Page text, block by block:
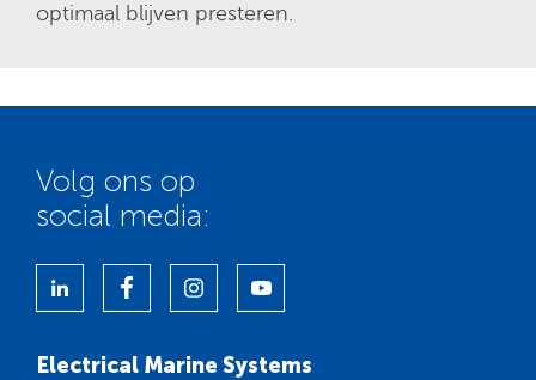
optimaal blijven presteren.
Volg ons op
social media:
Electrical Marine Systems